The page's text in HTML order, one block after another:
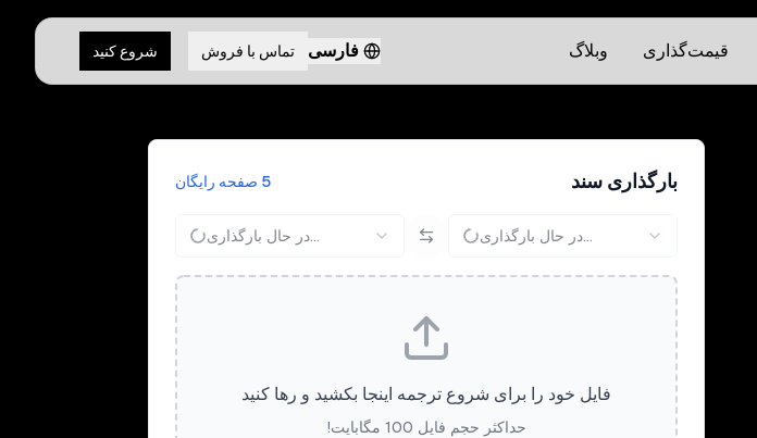
قیمت‌گذاری وبلاگ فارسی تماس با فروش شروع کنید
بارگذاری سند 5 صفحه رایگان
در حال بارگذاری... در حال بارگذاری...
فایل خود را برای شروع ترجمه اینجا بکشید و رها کنید
حداکثر حجم فایل 100 مگابایت!